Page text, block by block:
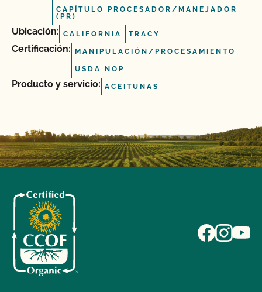
CAPÍTULO PROCESADOR/MANEJADOR
(PR)
Ubicación: CALIFORNIA TRACY
Certificación: MANIPULACIÓN/PROCESAMIENTO
USDA NOP
Producto y servicio: ACEITUNAS